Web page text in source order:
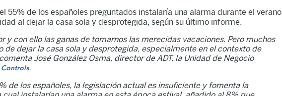
55% de los españoles preguntados instalaría una alarma durante el verano
al dejar la casa sola y desprotegida, según su último informe.
y con ello las ganas de tomarnos las merecidas vacaciones. Pero muchos
de dejar la casa sola y desprotegida, especialmente en el contexto de
José González Osma, director de ADT, la Unidad de Negocio
.
de los españoles, la legislación actual es insuficiente y fomenta la